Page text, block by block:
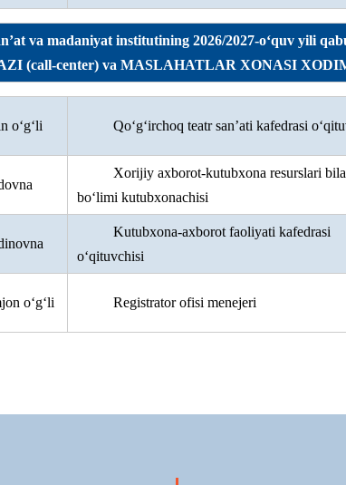
va madaniyat institutining 2026/2027-o‘quv yili
(call-center) va MASLAHATLAR XONASI
o‘g‘li Qo‘g‘irchoq teatr san’ati kafedrasi
Xorijiy axborot-kutubxona resurslari
bo‘limi kutubxonachisi
Kutubxona-axborot faoliyati kafedrasi
o‘qituvchisi
o‘g‘li Registrator ofisi menejeri